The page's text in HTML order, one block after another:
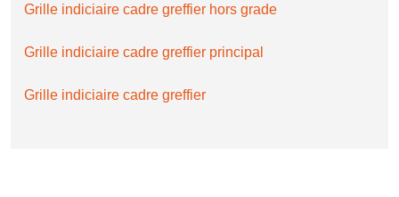
Grille indiciaire cadre greffier hors grade
Grille indiciaire cadre greffier principal
Grille indiciaire cadre greffier